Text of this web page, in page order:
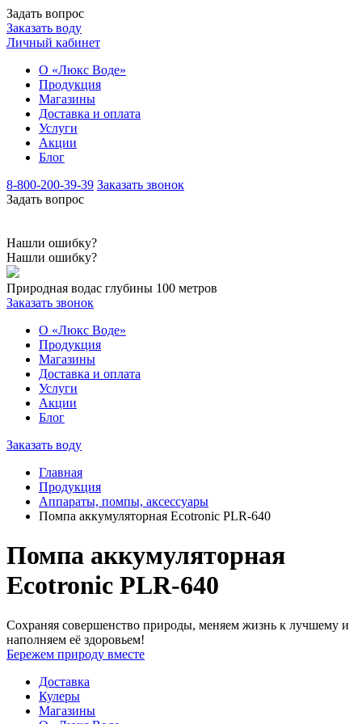
Задать вопрос
Заказать воду
Личный кабинет
О «Люкс Воде»
Продукция
Магазины
Доставка и оплата
Услуги
Акции
Блог
8-800-200-39-39 Заказать звонок
Задать вопрос
Нашли ошибку?
Нашли ошибку?
Природная водас глубины 100 метров
Заказать звонок
О «Люкс Воде»
Продукция
Магазины
Доставка и оплата
Услуги
Акции
Блог
Заказать воду
Главная
Продукция
Аппараты, помпы, аксессуары
Помпа аккумуляторная Ecotronic PLR-640
Помпа аккумуляторная
Ecotronic PLR-640
Сохраняя совершенство природы, меняем жизнь к лучшему и
наполняем её здоровьем!
Бережем природу вместе
Доставка
Кулеры
Магазины